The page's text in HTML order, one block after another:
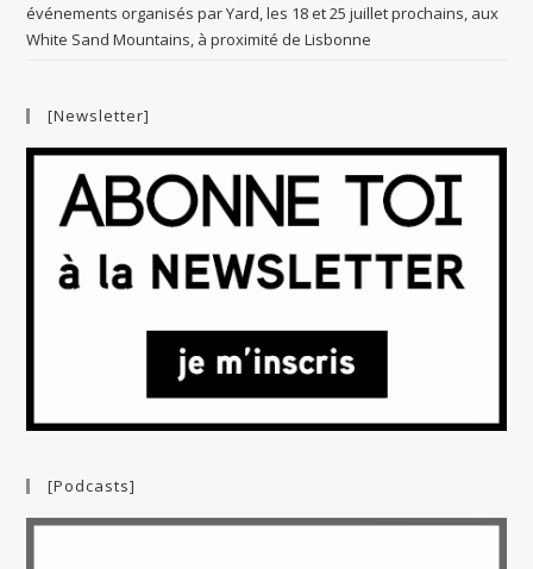
événements organisés par Yard, les 18 et 25 juillet prochains, aux
White Sand Mountains, à proximité de Lisbonne
[Newsletter]
[Podcasts]